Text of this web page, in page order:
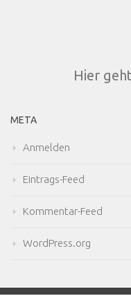
Hier
META
Anmelden
Eintrags-Feed
Kommentar-Feed
WordPress.org